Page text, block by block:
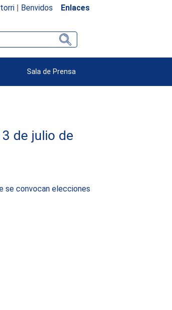
| Benvidos Enlaces
Sala de Prensa
de julio de
se convocan elecciones